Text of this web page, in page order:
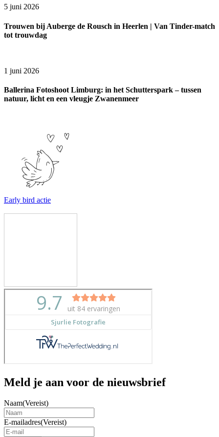
5 juni 2026
Trouwen bij Auberge de Rousch in Heerlen | Van Tinder-match
tot trouwdag
1 juni 2026
Ballerina Fotoshoot Limburg: in het Schutterspark – tussen
natuur, licht en een vleugje Zwanenmeer
Early bird actie
Meld je aan voor de nieuwsbrief
Naam(Vereist)
E-mailadres(Vereist)